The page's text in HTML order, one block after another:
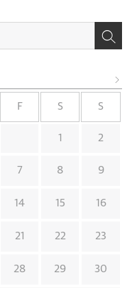
F S S
1 2
7 8 9
14 15 16
21 22 23
28 29 30